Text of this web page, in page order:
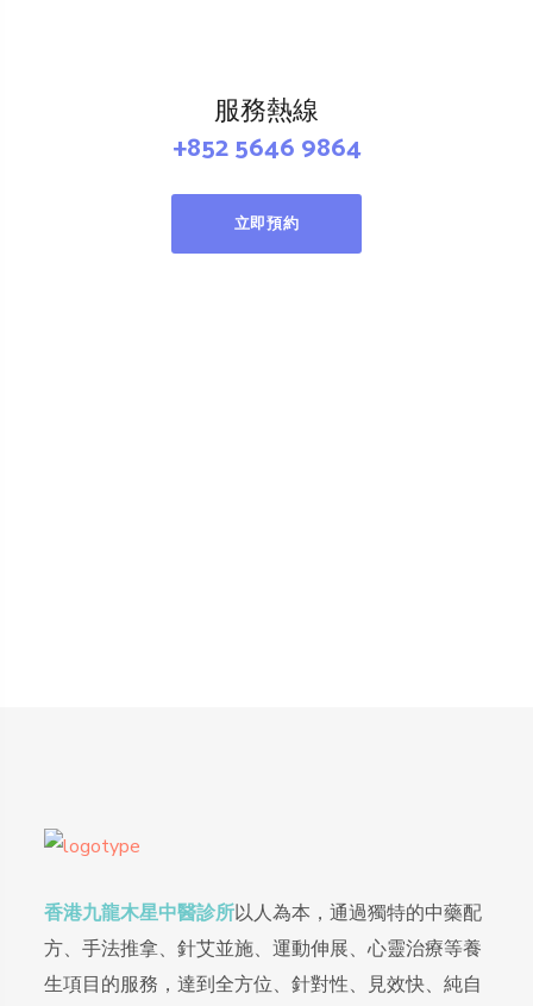
服務熱線
+852 5646 9864
立即預約
香港九龍木星中醫診所以人為本，通過獨特的中藥配
方、手法推拿、針艾並施、運動伸展、心靈治療等養
生項目的服務，達到全方位、針對性、見效快、純自